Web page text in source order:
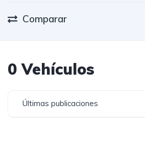
Comparar
0 Vehículos
Últimas publicaciones